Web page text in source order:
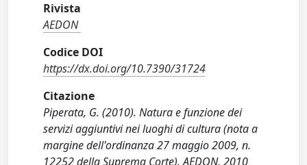
Rivista
AEDON
Codice DOI
https://dx.doi.org/10.7390/31724
Citazione
Piperata, G. (2010). Natura e funzione dei
servizi aggiuntivi nei luoghi di cultura (nota a
margine dell'ordinanza 27 maggio 2009, n.
12252 della Suprema Corte). AEDON, 2010